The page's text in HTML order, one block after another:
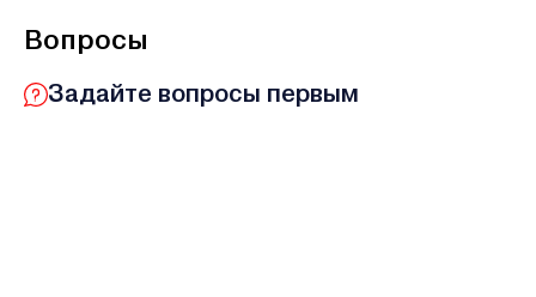
Вопросы
Задайте вопросы первым